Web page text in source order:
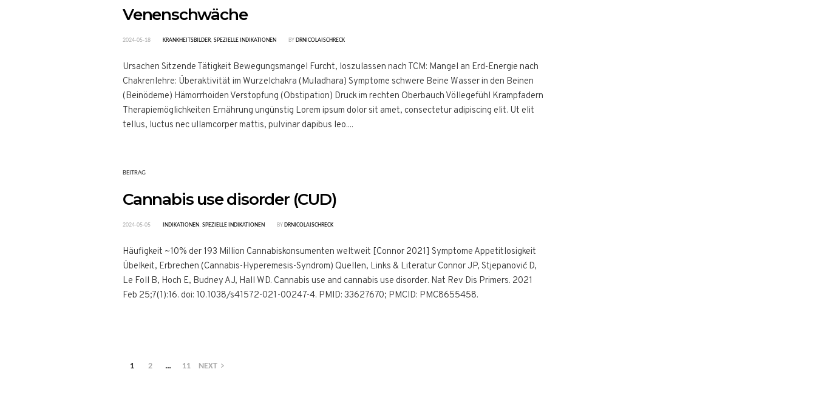
Venenschwäche
2024-05-18 KRANKHEITSBILDER, SPEZIELLE INDIKATIONEN BY DRNICOLAISCHRECK
Ursachen Sitzende Tätigkeit Bewegungsmangel Furcht, loszulassen nach TCM: Mangel an Erd-Energie nach
Chakrenlehre: Überaktivität im Wurzelchakra (Muladhara) Symptome schwere Beine Wasser in den Beinen
(Beinödeme) Hämorrhoiden Verstopfung (Obstipation) Druck im rechten Oberbauch Völlegefühl Krampfadern
Therapiemöglichkeiten Ernährung ungünstig Lorem ipsum dolor sit amet, consectetur adipiscing elit. Ut elit
tellus, luctus nec ullamcorper mattis, pulvinar dapibus leo....
BEITRAG
Cannabis use disorder (CUD)
2024-05-05 INDIKATIONEN, SPEZIELLE INDIKATIONEN BY DRNICOLAISCHRECK
Häufigkeit ~10% der 193 Million Cannabiskonsumenten weltweit [Connor 2021] Symptome Appetitlosigkeit
Übelkeit, Erbrechen (Cannabis-Hyperemesis-Syndrom) Quellen, Links & Literatur Connor JP, Stjepanović D,
Le Foll B, Hoch E, Budney AJ, Hall WD. Cannabis use and cannabis use disorder. Nat Rev Dis Primers. 2021
Feb 25;7(1):16. doi: 10.1038/s41572-021-00247-4. PMID: 33627670; PMCID: PMC8655458.
1 2 … 11 NEXT